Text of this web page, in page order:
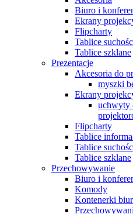
Biuro i
Ekrany
Flipcharty
Tablice
Tablice szklane
Prezentacje
Akcesoria do
myszki
Ekrany
uchwyty
Flipcharty
Tablice
Tablice
Tablice szklane
Przechowywanie
Biuro i
Komody
Kontenerki